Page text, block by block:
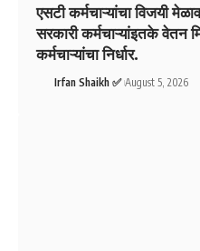
एसटी कर्मचाऱ्यांचा विजयी
सरकारी कर्मचाऱ्यांइतके वेतन
कर्मचाऱ्यांचा निर्धार.
Irfan Shaikh ✅ August 5, 2026